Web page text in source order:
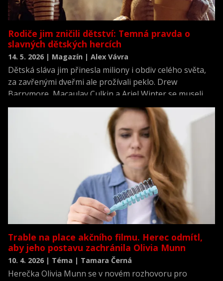
Rodiče jim zničili dětství: Temná pravda o
slavných dětských hercích
14. 5. 2026 | Magazín | Alex Vávra
Dětská sláva jim přinesla miliony i obdiv celého světa,
za zavřenými dveřmi ale prožívali peklo. Drew
Barrymore, Macaulay Culkin a Ariel Winter se museli
postavit vlastním rodičům a ještě před dospělostí
převzít kontrolu nad svým životem. Jaké trauma je k
tomu dohnalo a jak vypadají jejich osudy dnes?
Trable na place akčního filmu. Herec odmítl,
aby jeho postavu zachránila Olivia Munn
10. 4. 2026 | Téma | Tamara Černá
Herečka Olivia Munn se v novém rozhovoru pro